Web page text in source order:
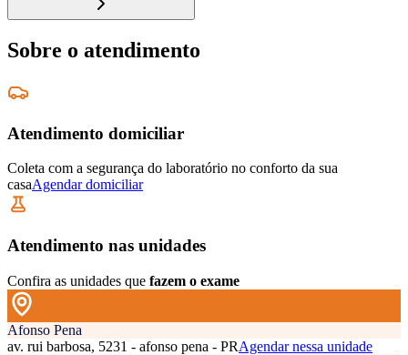
Sobre o atendimento
Atendimento domiciliar
Coleta com a segurança do laboratório no conforto da sua
casaAgendar domiciliar
Atendimento nas unidades
Confira as unidades que fazem o exame
Afonso Pena
av. rui barbosa, 5231 - afonso pena - PRAgendar nessa unidade